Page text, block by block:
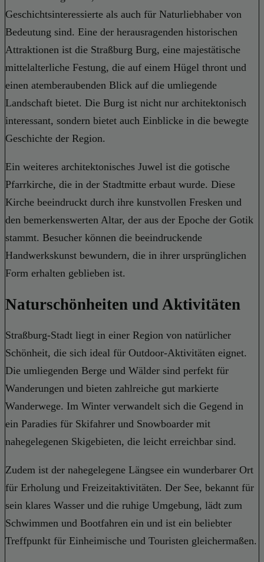
Geschichtsinteressierte als auch für Naturliebhaber von
Bedeutung sind. Eine der herausragenden historischen
Attraktionen ist die Straßburg Burg, eine majestätische
mittelalterliche Festung, die auf einem Hügel thront und
einen atemberaubenden Blick auf die umliegende
Landschaft bietet. Die Burg ist nicht nur architektonisch
interessant, sondern bietet auch Einblicke in die bewegte
Geschichte der Region.
Ein weiteres architektonisches Juwel ist die gotische
Pfarrkirche, die in der Stadtmitte erbaut wurde. Diese
Kirche beeindruckt durch ihre kunstvollen Fresken und
den bemerkenswerten Altar, der aus der Epoche der Gotik
stammt. Besucher können die beeindruckende
Handwerkskunst bewundern, die in ihrer ursprünglichen
Form erhalten geblieben ist.
Naturschönheiten und Aktivitäten
Straßburg-Stadt liegt in einer Region von natürlicher
Schönheit, die sich ideal für Outdoor-Aktivitäten eignet.
Die umliegenden Berge und Wälder sind perfekt für
Wanderungen und bieten zahlreiche gut markierte
Wanderwege. Im Winter verwandelt sich die Gegend in
ein Paradies für Skifahrer und Snowboarder mit
nahegelegenen Skigebieten, die leicht erreichbar sind.
Zudem ist der nahegelegene Längsee ein wunderbarer Ort
für Erholung und Freizeitaktivitäten. Der See, bekannt für
sein klares Wasser und die ruhige Umgebung, lädt zum
Schwimmen und Bootfahren ein und ist ein beliebter
Treffpunkt für Einheimische und Touristen gleichermaßen.